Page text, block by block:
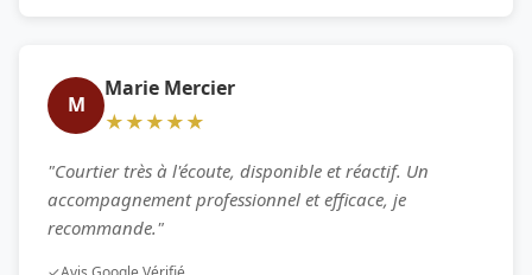
M
Marie Mercier
★★★★★
"Courtier très à l'écoute, disponible et réactif. Un
accompagnement professionnel et efficace, je
recommande."